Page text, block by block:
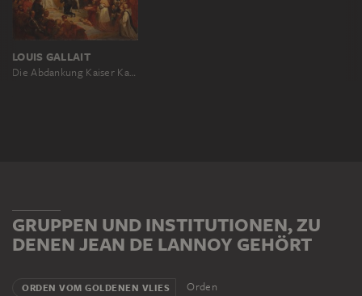
LOUIS GALLAIT
Die Abdankung Kaiser Karls V. zu Gunsten seines Sohnes Philipp II. zu Brüssel am 25. Oktober 1555
GRUPPEN UND INSTITUTIONEN, ZU
DENEN JEAN DE LANNOY GEHÖRT
ORDEN VOM GOLDENEN VLIES Orden